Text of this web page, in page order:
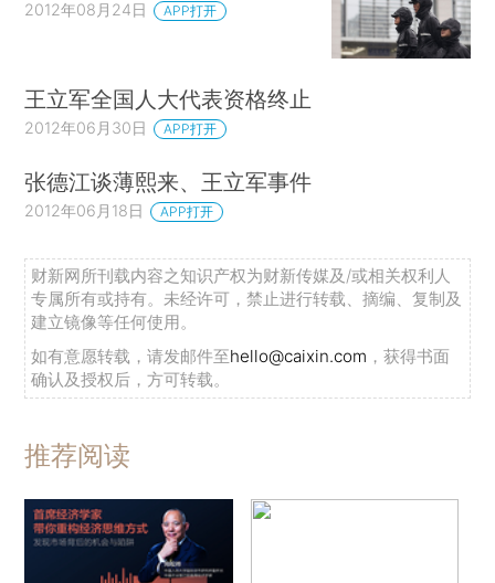
2012年08月24日 APP打开
王立军全国人大代表资格终止
2012年06月30日 APP打开
张德江谈薄熙来、王立军事件
2012年06月18日 APP打开
财新网所刊载内容之知识产权为财新传媒及/或相关权利人
专属所有或持有。未经许可，禁止进行转载、摘编、复制及
建立镜像等任何使用。
如有意愿转载，请发邮件至hello@caixin.com ，获得书面
确认及授权后，方可转载。
推荐阅读